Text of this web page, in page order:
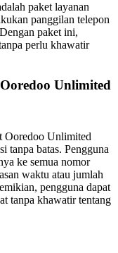
paket layanan
panggilan telepon
paket ini,
perlu khawatir
Unlimited
Ooredoo Unlimited
tanpa batas. Pengguna
ke semua nomor
waktu atau jumlah
pengguna dapat
tanpa khawatir tentang